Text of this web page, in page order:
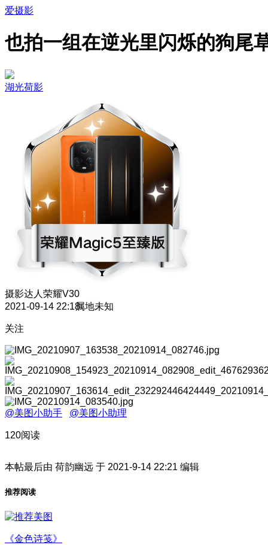
爱摄影
也拍一组在逆光里闪烁的狗尾
湖光荷影
摄影达人 荣耀V30
2021-09-14 22:18属地未知
关注
@美图小助手 @美图小助理
120阅读
本帖最后由 荷韵幽远 于 2021-9-14 22:21 编辑
推荐阅读
《金色诗笺》